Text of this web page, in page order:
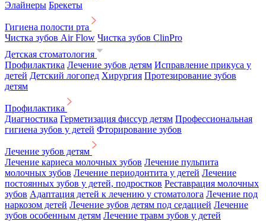
Элайнеры Брекеты
Гигиена полости рта
Чистка зубов Air Flow Чистка зубов ClinPro
Детская стоматология
Профилактика Лечение зубов детям Исправление прикуса у
детей Детский логопед Хирургия Протезирование зубов
детям
Профилактика
Диагностика Герметизация фиссур детям Профессиональная
гигиена зубов у детей Фторирование зубов
Лечение зубов детям
Лечение кариеса молочных зубов Лечение пульпита
молочных зубов Лечение периодонтита у детей Лечение
постоянных зубов у детей, подростков Реставрация молочных
зубов Адаптация детей к лечению у стоматолога Лечение под
наркозом детей Лечение зубов детям под седацией Лечение
зубов особенным детям Лечение травм зубов у детей